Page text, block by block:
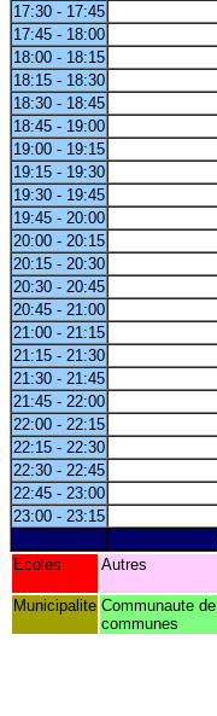
17:30 - 17:45
17:45 - 18:00
18:00 - 18:15
18:15 - 18:30
18:30 - 18:45
18:45 - 19:00
19:00 - 19:15
19:15 - 19:30
19:30 - 19:45
19:45 - 20:00
20:00 - 20:15
20:15 - 20:30
20:30 - 20:45
20:45 - 21:00
21:00 - 21:15
21:15 - 21:30
21:30 - 21:45
21:45 - 22:00
22:00 - 22:15
22:15 - 22:30
22:30 - 22:45
22:45 - 23:00
23:00 - 23:15
Ecoles
Autres
Municipalite Communaute de
communes